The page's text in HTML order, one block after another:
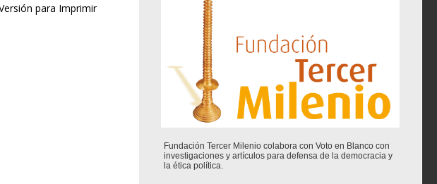
para Imprimir
Fundación Tercer Milenio colabora con Voto en Blanco con
investigaciones y artículos para defensa de la democracia y
la ética política.